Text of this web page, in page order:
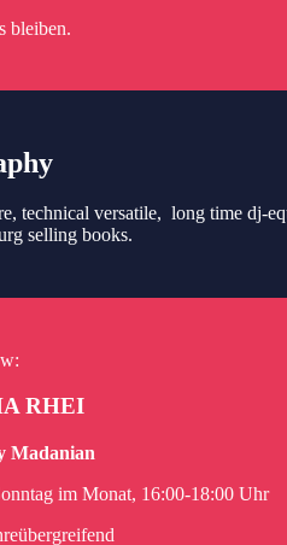
bleiben.
technical versatile, long time dj-
selling books.
RHEI
Madanian
im Monat, 16:00-18:00 Uhr